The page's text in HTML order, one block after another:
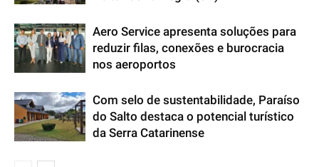
Aero Service apresenta soluções para
reduzir filas, conexões e burocracia
nos aeroportos
Com selo de sustentabilidade, Paraíso
do Salto destaca o potencial turístico
da Serra Catarinense